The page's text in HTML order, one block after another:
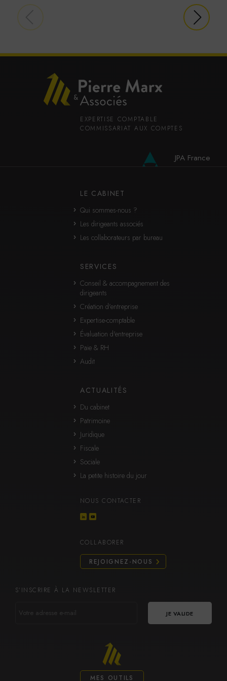
EXPERTISE COMPTABLE
COMMISSARIAT AUX COMPTES
JPA France
LE CABINET
Qui sommes-nous ?
Les dirigeants associés
Les collaborateurs par bureau
SERVICES
Conseil & accompagnement des
dirigeants
Création d'entreprise
Expertise-comptable
Évaluation d'entreprise
Paie & RH
Audit
ACTUALITÉS
Du cabinet
Patrimoine
Juridique
Fiscale
Sociale
La petite histoire du jour
NOUS CONTACTER
COLLABORER
REJOIGNEZ-NOUS
S’INSCRIRE À LA NEWSLETTER
ADRESSE
MES OUTILS
REFUSER